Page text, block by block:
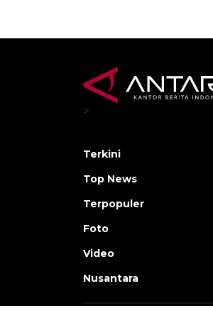
>
Terkini
Top News
Terpopuler
Foto
Video
Nusantara